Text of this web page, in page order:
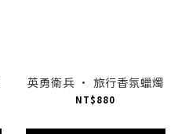
英勇衛兵 · 旅行香氛蠟燭
NT$880